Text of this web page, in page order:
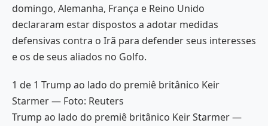
domingo, Alemanha, França e Reino Unido
declararam estar dispostos a adotar medidas
defensivas contra o Irã para defender seus interesses
e os de seus aliados no Golfo.
1 de 1 Trump ao lado do premiê britânico Keir
Starmer — Foto: Reuters
Trump ao lado do premiê britânico Keir Starmer —